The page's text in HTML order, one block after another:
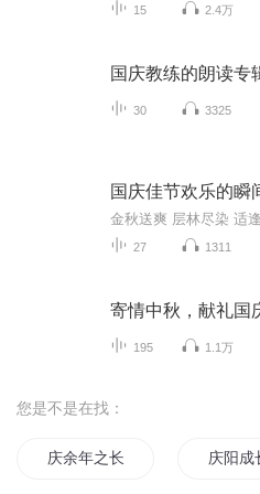
15 2.4万
国庆教练的朗读专
30 3325
国庆佳节欢乐的瞬
27 1311
寄情中秋，献礼国
195 1.1万
您是不是在找：
庆余年之长歌行 庆阳成